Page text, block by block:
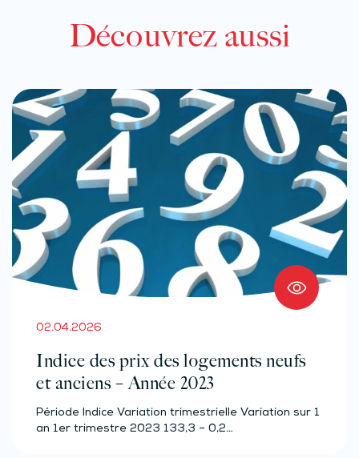
Découvrez aussi
02.04.2026
Indice des prix des logements neufs
et anciens – Année 2023
Période Indice Variation trimestrielle Variation sur 1
an 1er trimestre 2023 133,3 – 0,2…